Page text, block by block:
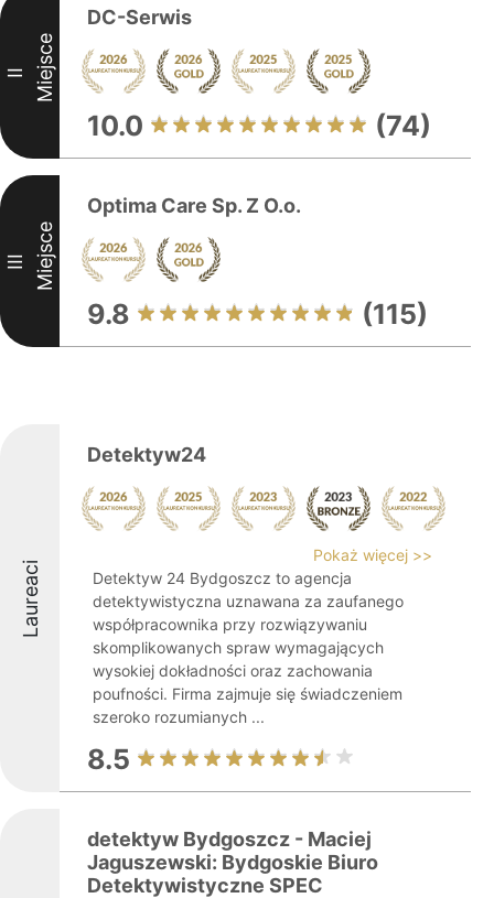
II Miejsce
DC-Serwis
10.0 (74)
III Miejsce
Optima Care Sp. Z O.o.
9.8 (115)
Laureaci
Detektyw24
Pokaż więcej >>
Detektyw 24 Bydgoszcz to agencja
detektywistyczna uznawana za zaufanego
współpracownika przy rozwiązywaniu
skomplikowanych spraw wymagających
wysokiej dokładności oraz zachowania
poufności. Firma zajmuje się świadczeniem
szeroko rozumianych ...
8.5
detektyw Bydgoszcz - Maciej
Jaguszewski: Bydgoskie Biuro
Detektywistyczne SPEC